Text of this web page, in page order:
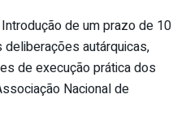
Introdução de um prazo de 10
autárquicas,
de execução prática dos
Nacional de